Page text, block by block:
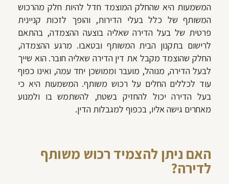
המשמעות היא שהחלק המוצמד חדל להיות חלק מהרכוש
המשותף של כלל בעלי הדירות, והופך לזכות קניינית
פרטית של בעל הדירה שאליה בוצעה ההצמדה, בהתאם
לרישום בתקנון הבית המשותף ובטאבו. מרגע ההצמדה,
החלק שהוצמד מקבל את דין הדירה שאליה חובר. הוא שייך
לבעל הדירה, מנוהל, מועבר וממושכן יחד עמה, ואינו כפוף
עוד לכללים החלים על רכוש משותף. המשמעות היא כי
בעל הדירה יכול להחזיק בשטח, להשתמש בו ולמנוע
מאחרים גישה אליו, בכפוף למגבלות הדין.
האם ניתן להצמיד רכוש משותף
לדירה?